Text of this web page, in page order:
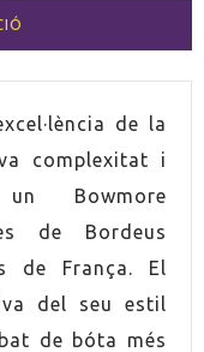
70cl
Escòcia
43,0%
de la
complexitat i
un Bowmore
de Bordeus
de França. El
del seu estil
de bóta més